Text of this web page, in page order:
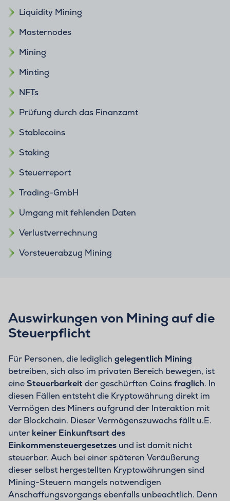
Liquidity Mining
Masternodes
Mining
Minting
NFTs
Prüfung durch das Finanzamt
Stablecoins
Staking
Steuerreport
Trading-GmbH
Umgang mit fehlenden Daten
Verlustverrechnung
Vorsteuerabzug Mining
Auswirkungen von Mining auf die
Steuerpflicht
Für Personen, die lediglich gelegentlich Mining
betreiben, sich also im privaten Bereich bewegen, ist
eineSteuerbarkeitder geschürften Coinsfraglich. In
diesen Fällen entsteht die Kryptowährung direkt im
Vermögen des Miners aufgrund der Interaktion mit
der Blockchain. Dieser Vermögenszuwachs fällt u.E.
unter keiner Einkunftsart des
Einkommensteuergesetzes und ist damit nicht
steuerbar. Auch bei einer späteren Veräußerung
dieser selbst hergestellten Kryptowährungen sind
Mining-Steuern mangels notwendigen
Anschaffungsvorgangs ebenfalls unbeachtlich. Denn